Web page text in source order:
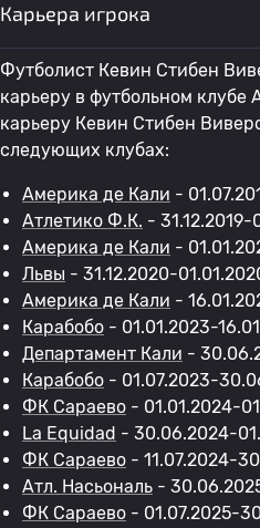
Карьера игрока
Футболист Кевин Стибен
карьеру в футбольном
карьеру Кевин Стибен
следующих клубах:
Америка де Кали -
Атлетико Ф.К. - 31.12.2019-
Америка де Кали -
Львы - 31.12.2020-
Америка де Кали -
Карабобо - 01.01.2023-
Департамент Кали -
Карабобо - 01.07.2023-
ФК Сараево - 01.01.2024-
La Equidad - 30.06.2024-
ФК Сараево - 11.07.2024-
Атл. Насьональ -
ФК Сараево - 01.07.2025-